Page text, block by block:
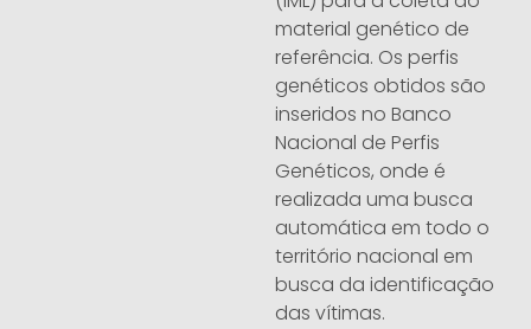
material genético de
referência. Os perfis
genéticos obtidos são
inseridos no Banco
Nacional de Perfis
Genéticos, onde é
realizada uma busca
automática em todo o
território nacional em
busca da identificação
das vítimas.